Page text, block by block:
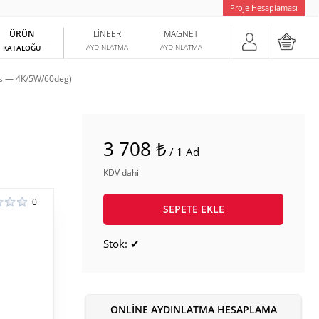
Proje Hesaplaması
MAGNET
AYDINLATMA
LINEER
AYDINLATMA
ÜRÜN
KATALOĞU
— 4K/5W/60deg)
0
3 708 ₺ / 1 Ad
KDV dahil
SEPETE EKLE
Stok: ✔
ONLINE AYDINLATMA HESAPLAMA